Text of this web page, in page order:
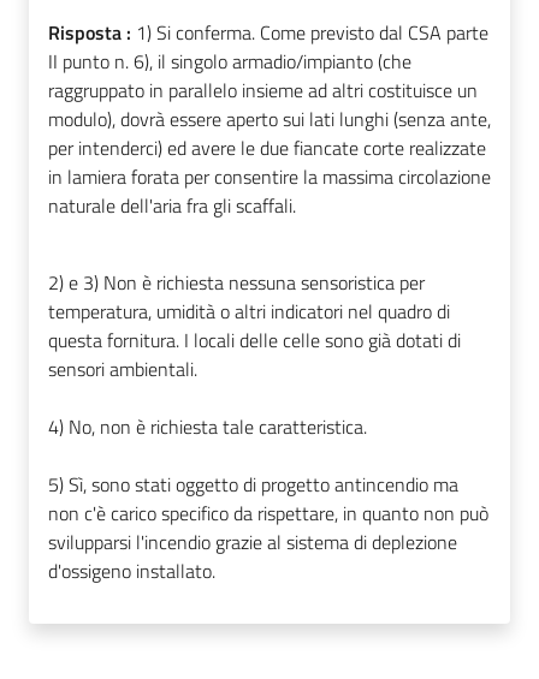
Risposta : 1) Si conferma. Come previsto dal CSA parte
II punto n. 6), il singolo armadio/impianto (che
raggruppato in parallelo insieme ad altri costituisce un
modulo), dovrà essere aperto sui lati lunghi (senza ante,
per intenderci) ed avere le due fiancate corte realizzate
in lamiera forata per consentire la massima circolazione
naturale dell'aria fra gli scaffali.
2) e 3) Non è richiesta nessuna sensoristica per
temperatura, umidità o altri indicatori nel quadro di
questa fornitura. I locali delle celle sono già dotati di
sensori ambientali.
4) No, non è richiesta tale caratteristica.
5) Sì, sono stati oggetto di progetto antincendio ma
non c'è carico specifico da rispettare, in quanto non può
svilupparsi l'incendio grazie al sistema di deplezione
d'ossigeno installato.